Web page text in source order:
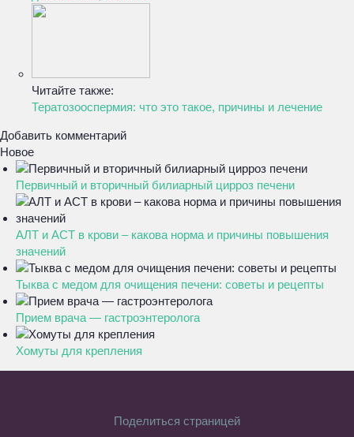
Читайте также:
Тератозооспермия: что это такое, причины и лечение
Добавить комментарий
Новое
Первичный и вторичный билиарный цирроз печени
АЛТ и АСТ в крови – какова норма и причины повышения
значений
Тыква с медом для очищения печени: советы и рецепты
Прием врача — гастроэнтеролога
Хомуты для крепления
Поделиться страницей